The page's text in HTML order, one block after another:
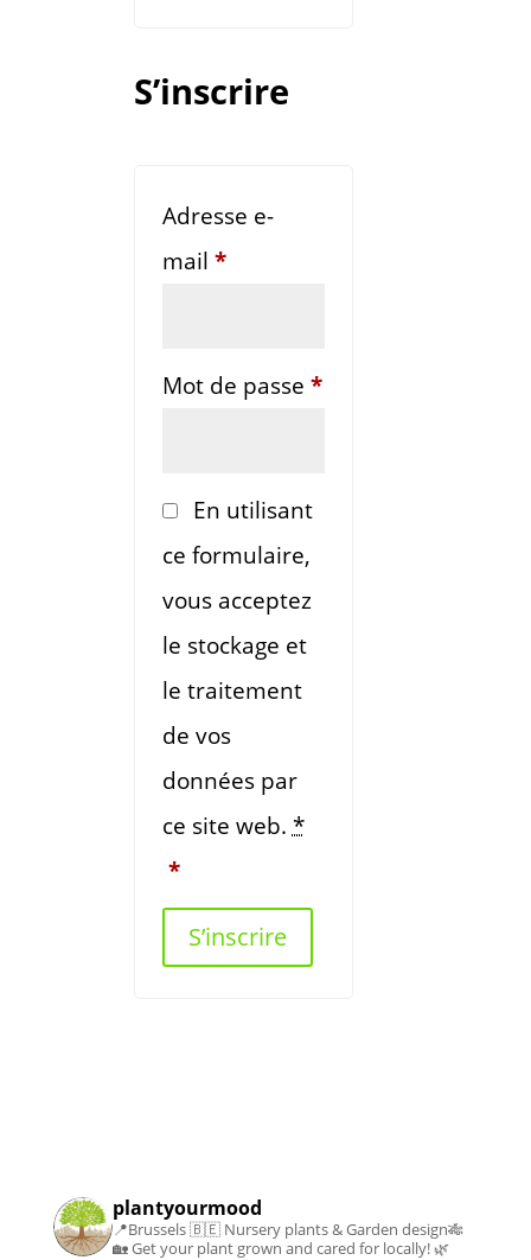
S’inscrire
Adresse e-
mail *Obligatoire
Mot de passe *Obligatoire
En utilisant
ce formulaire,
vous acceptez
le stockage et
le traitement
de vos
données par
ce site web. *
*
S’inscrire
plantyourmood
📍Brussels 🇧🇪 Nursery plants & Garden design🎋
🏡Get your plant grown and cared for locally! 🌿